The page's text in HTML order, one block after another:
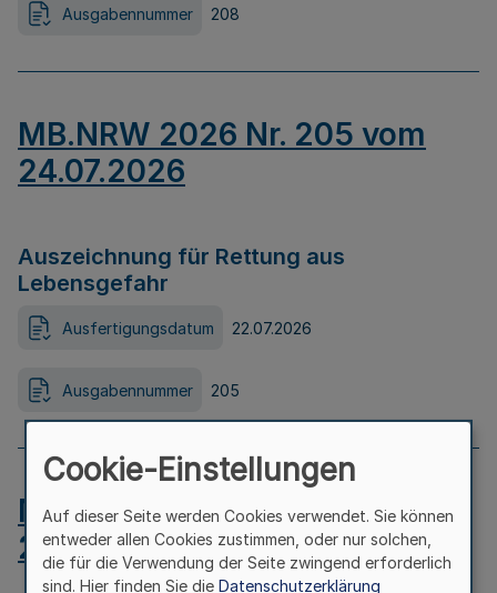
Ausgabennummer 208
MB.NRW 2026 Nr. 205 vom
24.07.2026
Auszeichnung für Rettung aus
Lebensgefahr
Ausfertigungsdatum 22.07.2026
Ausgabennummer 205
MB.NRW 2026 Nr. 204 vom
24.07.2026
Cookie-Einstellungen
Auf dieser Seite werden Cookies verwendet. Sie können
entweder allen Cookies zustimmen, oder nur solchen,
die für die Verwendung der Seite zwingend erforderlich
sind. Hier finden Sie die Datenschutzerklärung